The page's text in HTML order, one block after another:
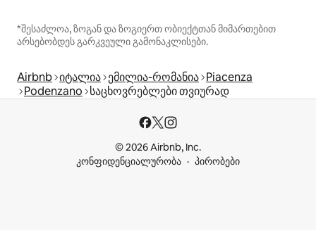
*შესაძლოა, ზოგან და ზოგიერთ ობიექტთან მიმართებით
არსებობდეს გარკვეული გამონაკლისები.
Airbnb იტალია ემილია-რომანია Piacenza
Podenzano საცხოვრებლები თვიურად
© 2026 Airbnb, Inc.
კონფიდენციალურობა
პირობები